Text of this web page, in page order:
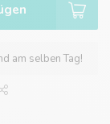
am selben Tag!